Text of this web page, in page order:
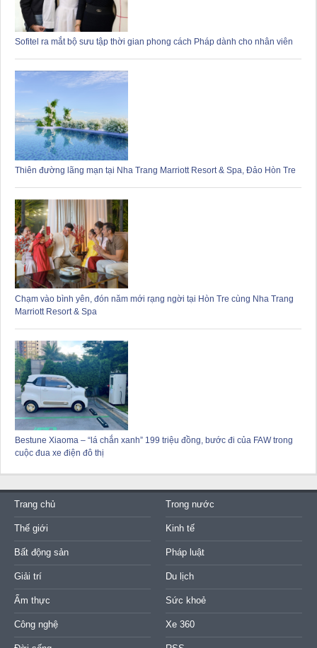
Sofitel ra mắt bộ sưu tập thời gian phong cách Pháp dành cho nhân viên
Thiên đường lãng mạn tại Nha Trang Marriott Resort & Spa, Đảo Hòn Tre
Chạm vào bình yên, đón năm mới rạng ngời tại Hòn Tre cùng Nha Trang
Marriott Resort & Spa
Bestune Xiaoma – “lá chắn xanh” 199 triệu đồng, bước đi của FAW trong
cuộc đua xe điện đô thị
Trang chủ Trong nước
Thế giới Kinh tế
Bất động sản Pháp luật
Giải trí Du lịch
Ẩm thực Sức khoẻ
Công nghệ Xe 360